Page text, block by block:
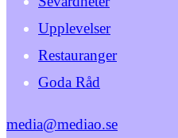
Upplevelser
Restauranger
Goda Råd
media@mediao.se